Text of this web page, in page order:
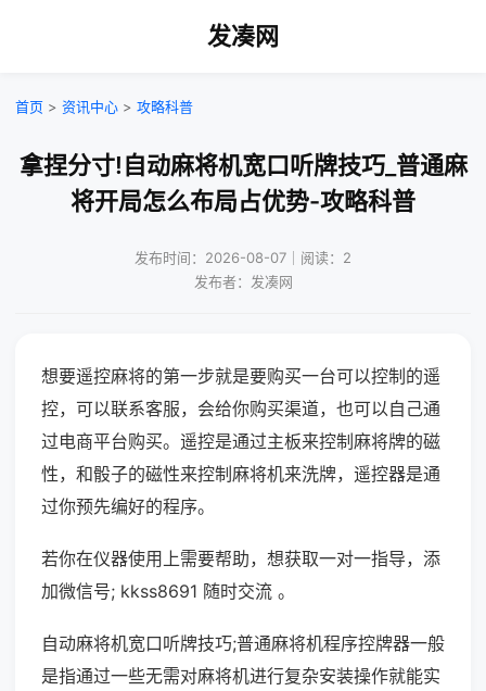
发凑网
首页 > 资讯中心 > 攻略科普
拿捏分寸!自动麻将机宽口听牌技巧_普通麻
将开局怎么布局占优势-攻略科普
发布时间：2026-08-07｜阅读：2
发布者：发凑网
想要遥控麻将的第一步就是要购买一台可以控制的遥
控，可以联系客服，会给你购买渠道，也可以自己通
过电商平台购买。遥控是通过主板来控制麻将牌的磁
性，和骰子的磁性来控制麻将机来洗牌，遥控器是通
过你预先编好的程序。
若你在仪器使用上需要帮助，想获取一对一指导，添
加微信号; kkss8691 随时交流 。
自动麻将机宽口听牌技巧;普通麻将机程序控牌器一般
是指通过一些无需对麻将机进行复杂安装操作就能实